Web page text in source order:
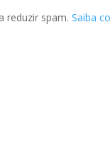
reduzir spam.Saiba